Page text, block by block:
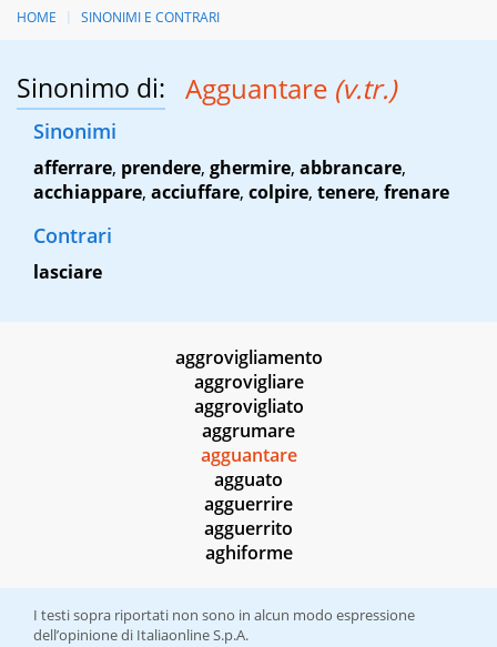
HOME SINONIMI E CONTRARI
Sinonimo di: Agguantare (v.tr.)
Sinonimi
afferrare, prendere, ghermire, abbrancare,
acchiappare, acciuffare, colpire, tenere, frenare
Contrari
lasciare
aggrovigliamento
aggrovigliare
aggrovigliato
aggrumare
agguantare
agguato
agguerrire
agguerrito
aghiforme
I testi sopra riportati non sono in alcun modo espressione
dell’opinione di Italiaonline S.p.A.